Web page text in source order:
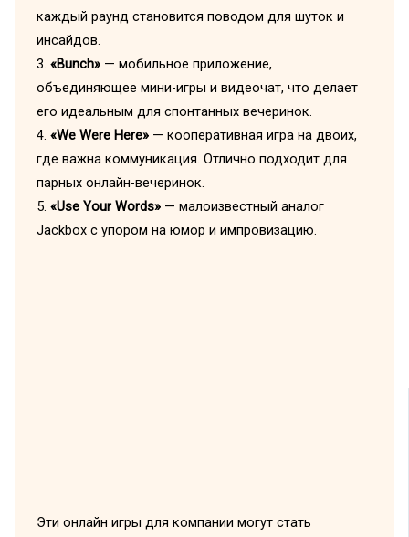
каждый раунд становится поводом для шуток и
инсайдов.
3. «Bunch»— мобильное приложение,
объединяющее мини-игры и видеочат, что делает
его идеальным для спонтанных вечеринок.
4. «We Were Here»— кооперативная игра на двоих,
где важна коммуникация. Отлично подходит для
парных онлайн-вечеринок.
5. «Use Your Words»— малоизвестный аналог
Jackbox с упором на юмор и импровизацию.
Эти онлайн игры для компании могут стать